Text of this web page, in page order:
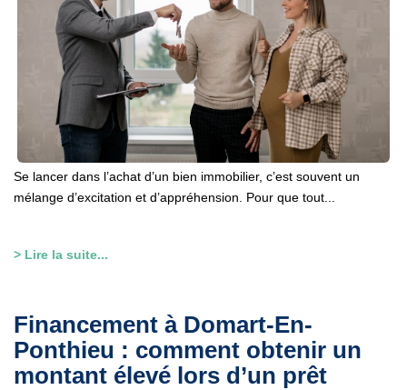
Se lancer dans l’achat d’un bien immobilier, c’est souvent un
mélange d’excitation et d’appréhension. Pour que tout...
> Lire la suite...
Financement à Domart-En-
Ponthieu : comment obtenir un
montant élevé lors d’un prêt